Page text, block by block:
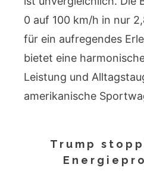
0 auf 100 km/h in nur
für ein aufregendes
bietet eine
Leistung und
amerikanische
Trump